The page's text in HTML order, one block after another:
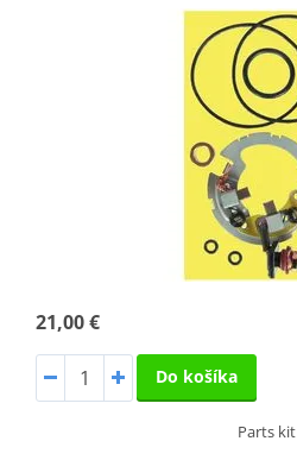
21,00 €
Do košíka
Parts kit